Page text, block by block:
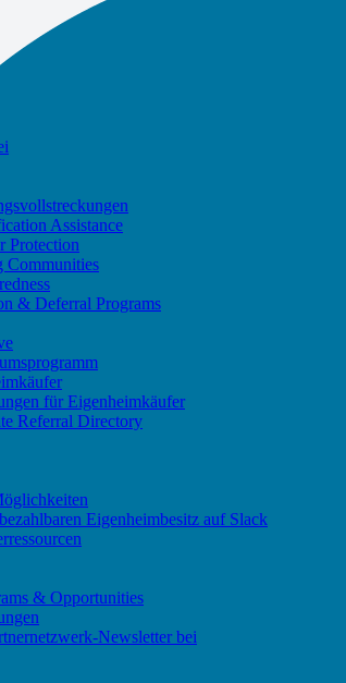
Assistance
Protection
Communities
& Deferral Programs
für Eigenheimkäufer
Referral Directory
Eigenheimbesitz auf Slack
& Opportunities
Newsletter bei